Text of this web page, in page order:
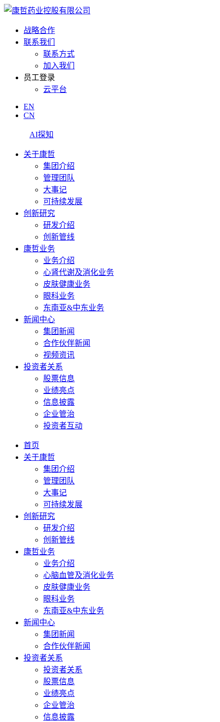
战略合作
联系我们
联系方式
加入我们
员工登录
云平台
EN
CN
AI探知
关于康哲
集团介绍
管理团队
大事记
可持续发展
创新研究
研发介绍
创新管线
康哲业务
业务介绍
心肾代谢及消化业务
皮肤健康业务
眼科业务
东南亚&中东业务
新闻中心
集团新闻
合作伙伴新闻
视频资讯
投资者关系
股票信息
业绩亮点
信息披露
企业管治
投资者互动
首页
关于康哲
集团介绍
管理团队
大事记
可持续发展
创新研究
研发介绍
创新管线
康哲业务
业务介绍
心脑血管及消化业务
皮肤健康业务
眼科业务
东南亚&中东业务
新闻中心
集团新闻
合作伙伴新闻
投资者关系
投资者关系
股票信息
业绩亮点
企业管治
信息披露